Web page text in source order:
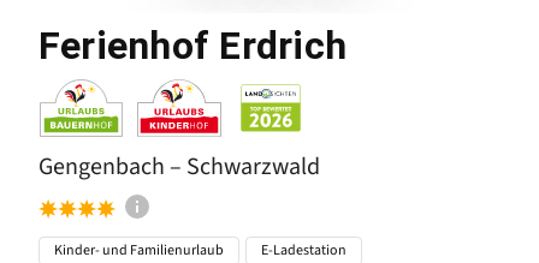
Ferienhof Erdrich
Gengenbach – Schwarzwald
Kinder- und Familienurlaub E-Ladestation